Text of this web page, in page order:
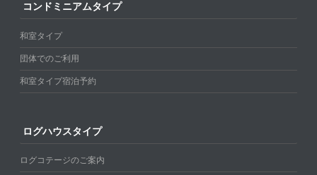
コンドミニアムタイプ
和室タイプ
団体でのご利用
和室タイプ宿泊予約
ログハウスタイプ
ログコテージのご案内